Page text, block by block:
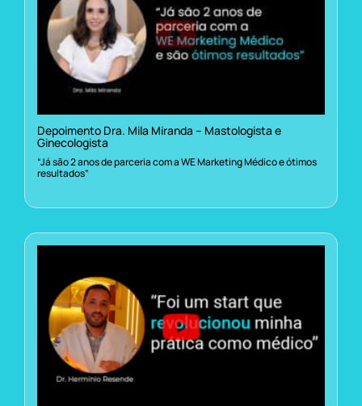
Depoimento Dra. Mila Miranda – Mastologista e
Ginecologista
“Já são 2 anos de parceria com a WE Marketing Médico e ótimos
resultados”